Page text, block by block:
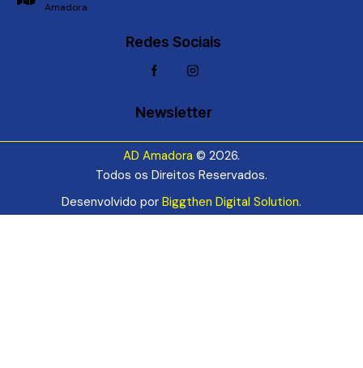
Amadora
Redes Sociais
Newsletter
AD Amadora © 2026.
Todos os Direitos Reservados.
Desenvolvido por Biggthen Digital Solution.